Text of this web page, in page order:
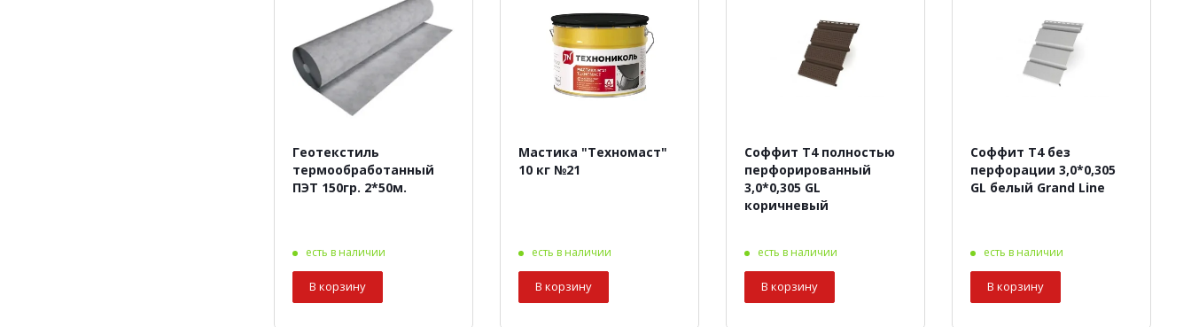
Геотекстиль
термообработанный
ПЭТ 150гр. 2*50м.
есть в наличии
В корзину
Мастика "Техномаст"
10 кг №21
есть в наличии
В корзину
Соффит Т4 полностью
перфорированный
3,0*0,305 GL
коричневый
есть в наличии
В корзину
Соффит Т4 без
перфорации 3,0*0,305
GL белый Grand Line
есть в наличии
В корзину